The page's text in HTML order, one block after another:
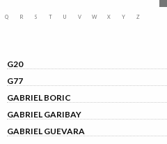
Q R S T U V W X Y Z
G20
G77
GABRIEL BORIC
GABRIEL GARIBAY
GABRIEL GUEVARA